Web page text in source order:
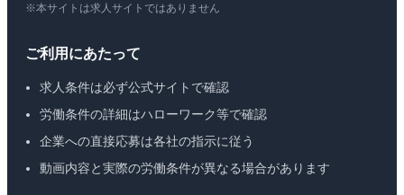
※本サイトは求人サイトではありません
ご利用にあたって
求人条件は必ず公式サイトで確認
労働条件の詳細はハローワーク等で確認
企業への直接応募は各社の指示に従う
動画内容と実際の労働条件が異なる場合があります